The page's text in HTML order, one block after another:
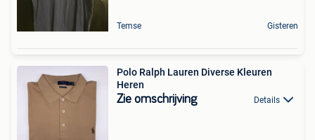
Temse Gisteren
Polo Ralph Lauren Diverse Kleuren
Heren
Zie omschrijving Details